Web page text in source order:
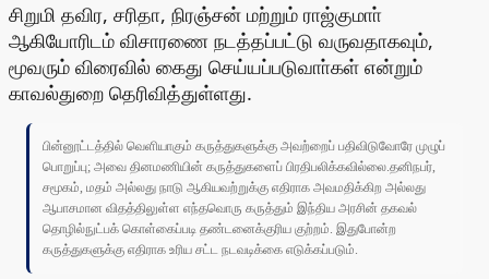
சிறுமி தவிர, சரிதா, நிரஞ்சன் மற்றும் ராஜ்குமாா்
ஆகியோரிடம் விசாரணை நடத்தப்பட்டு வருவதாகவும்,
மூவரும் விரைவில் கைது செய்யப்படுவாா்கள் என்றும்
காவல்துறை தெரிவித்துள்ளது.
பின்னூட்டத்தில் வெளியாகும் கருத்துகளுக்கு அவற்றைப் பதிவிடுவோரே முழுப்
பொறுப்பு; அவை தினமணியின் கருத்துகளைப் பிரதிபலிக்கவில்லை.தனிநபர்,
சமூகம், மதம் அல்லது நாடு ஆகியவற்றுக்கு எதிராக அவமதிக்கிற அல்லது
ஆபாசமான விதத்திலுள்ள எந்தவொரு கருத்தும் இந்திய அரசின் தகவல்
தொழில்நுட்பக் கொள்கைப்படி தண்டனைக்குரிய குற்றம். இதுபோன்ற
கருத்துகளுக்கு எதிராக உரிய சட்ட நடவடிக்கை எடுக்கப்படும்.